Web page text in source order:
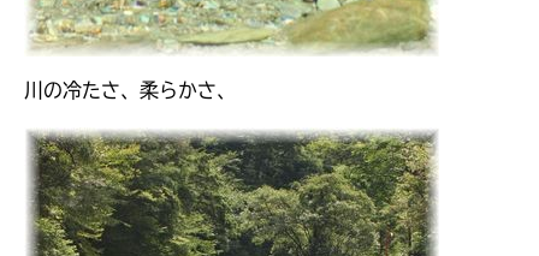
川の冷たさ、柔らかさ、